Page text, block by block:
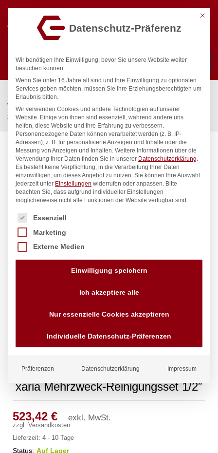
Suchen
Start / Gastronomiebedarf & Gastro Geräte für Profis
Wassertechnik
Geschirrwaschbrause
xaria Mehrzweck-Reinigungsset 1/2″
xaria Mehrzweck-Reinigungsset 1/2″
523,42€ exkl. MwSt.
zzgl.Versandkosten
Lieferzeit:4 - 10 Tage
Status: Auf Lager
Mit
Datenschutz-Präferenz
Wir benötigen Ihre Einwilligung, bevor Sie unsere Website weiter
besuchen können.
Wenn Sie unter 16 Jahre alt sind und Ihre Einwilligung zu optionalen
Services geben möchten, müssen Sie Ihre Erziehungsberechtigten um
Erlaubnis bitten.
Wir verwenden Cookies und andere Technologien auf unserer
Website. Einige von ihnen sind essenziell, während andere uns
helfen, diese Website und Ihre Erfahrung zu verbessern.
Personenbezogene Daten können verarbeitet werden (z. B. IP-
Adressen), z. B. für personalisierte Anzeigen und Inhalte oder die
Messung von Anzeigen und Inhalten. Weitere Informationen über die
Verwendung Ihrer Daten finden Sie in unserer Datenschutzerklärung.
Es besteht keine Verpflichtung, in die Verarbeitung Ihrer Daten
einzuwilligen, um dieses Angebot zu nutzen. Sie können Ihre Auswahl
jederzeit unter Einstellungen widerrufen oder anpassen. Bitte
beachten Sie, dass aufgrund individueller Einstellungen
möglicherweise nicht alle Funktionen der Website verfügbar sind.
Es folgt eine Liste der Service-Gruppen, für die eine
Essenziell
Marketing
Externe Medien
Einwilligung speichern
Ich akzeptiere alle
Nur essenzielle Cookies akzeptieren
Individuelle Datenschutz-Präferenzen
Präferenzen Datenschutzerklärung Impressum